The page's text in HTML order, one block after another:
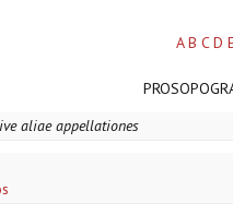
A B C D
aliae appellationes